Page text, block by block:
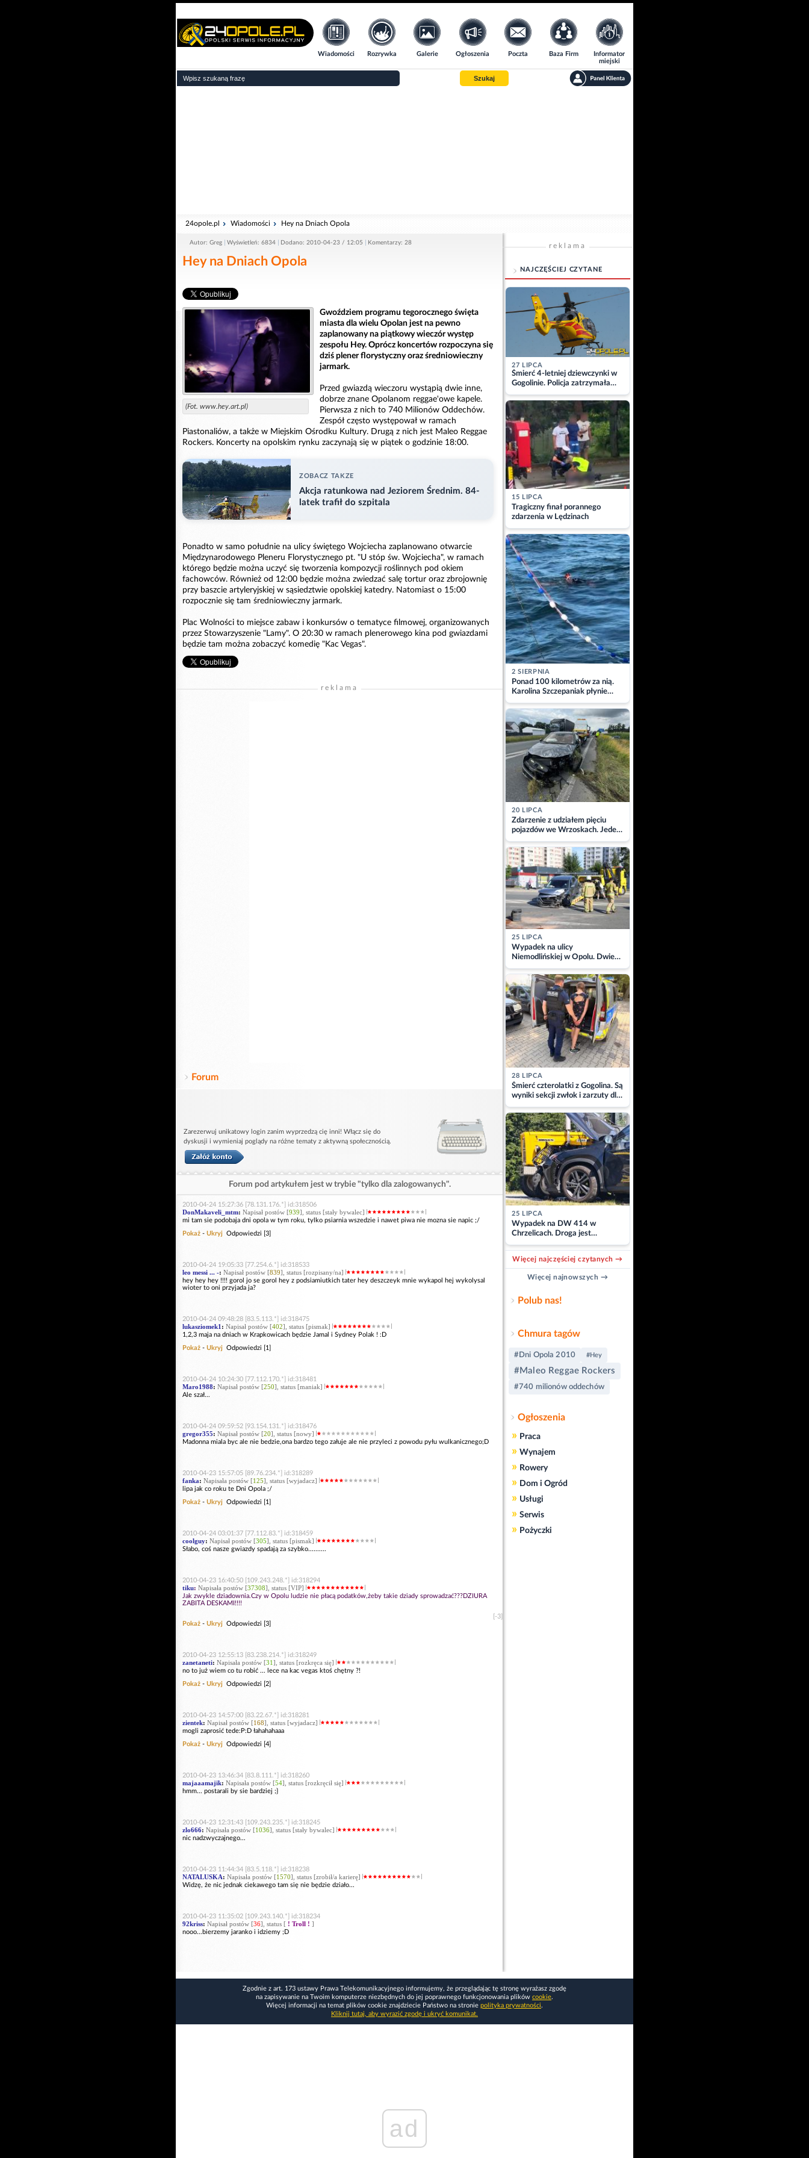
Wiadomości Rozrywka Galerie Ogłoszenia Poczta Baza Firm
Informator
miejski
Szukaj
24opole.pl Wiadomości Hey na Dniach Opola
Autor: Greg Wyświetleń: 6834 Dodano: 2010-04-23 / 12:05 Komentarzy: 28
Hey na Dniach Opola
(Fot. www.hey.art.pl)
Gwoździem programu tegorocznego święta
miasta dla wielu Opolan jest na pewno
zaplanowany na piątkowy wieczór występ
zespołu Hey. Oprócz koncertów rozpoczyna się
dziś plener florystyczny oraz średniowieczny
jarmark.
Przed gwiazdą wieczoru wystąpią dwie inne,
dobrze znane Opolanom reggae'owe kapele.
Pierwsza z nich to 740 Milionów Oddechów.
Zespół często występował w ramach
Piastonaliów, a także w Miejskim Ośrodku Kultury. Drugą z nich jest Maleo Reggae
Rockers. Koncerty na opolskim rynku zaczynają się w piątek o godzinie 18:00.
ZOBACZ TAKZE
Akcja ratunkowa nad Jeziorem Średnim. 84-
latek trafił do szpitala
Ponadto w samo południe na ulicy świętego Wojciecha zaplanowano otwarcie
Międzynarodowego Pleneru Florystycznego pt. "U stóp św. Wojciecha", w ramach
którego będzie można uczyć się tworzenia kompozycji roślinnych pod okiem
fachowców. Również od 12:00 będzie można zwiedzać salę tortur oraz zbrojownię
przy baszcie artyleryjskiej w sąsiedztwie opolskiej katedry. Natomiast o 15:00
rozpocznie się tam średniowieczny jarmark.
Plac Wolności to miejsce zabaw i konkursów o tematyce filmowej, organizowanych
przez Stowarzyszenie "Lamy". O 20:30 w ramach plenerowego kina pod gwiazdami
będzie tam można zobaczyć komedię "Kac Vegas".
reklama
Forum
Zarezerwuj unikatowy login zanim wyprzedzą cię inni! Włącz się do
dyskusji i wymieniaj poglądy na różne tematy z aktywną społecznością.
Forum pod artykułem jest w trybie "tylko dla zalogowanych".
2010-04-24 15:27:36 [78.131.176.*] id:318506
DonMakaveli_mtm: Napisał postów [939], status [stały bywalec]
mi tam sie podobaja dni opola w tym roku, tylko psiarnia wszedzie i nawet piwa nie mozna sie napic ;/
Pokaż - Ukryj Odpowiedzi [3]
2010-04-24 19:05:33 [77.254.6.*] id:318533
leo messi ... -: Napisał postów [839], status [rozpisany/na]
hey hey hey !!!! gorol jo se gorol hey z podsiamiutkich tater hey deszczeyk mnie wykapol hej wykolysal
wioter to oni przyjada ja?
2010-04-24 09:48:28 [83.5.113.*] id:318475
lukasziomek1 : Napisał postów [402], status [pismak]
1,2,3 maja na dniach w Krapkowicach będzie Jamal i Sydney Polak ! :D
Pokaż - Ukryj Odpowiedzi [1]
2010-04-24 10:24:30 [77.112.170.*] id:318481
Maro1988: Napisał postów [250], status [maniak]
Ale szał...
2010-04-24 09:59:52 [93.154.131.*] id:318476
gregor355: Napisał postów [20], status [nowy]
Madonna miala byc ale nie bedzie,ona bardzo tego załuje ale nie przyleci z powodu pyłu wulkanicznego;D
2010-04-23 15:57:05 [89.76.234.*] id:318289
fanka: Napisała postów [125], status [wyjadacz]
lipa jak co roku te Dni Opola ;/
Pokaż - Ukryj Odpowiedzi [1]
2010-04-24 03:01:37 [77.112.83.*] id:318459
coolguy: Napisał postów [305], status [pismak]
Słabo, coś nasze gwiazdy spadają za szybko..........
2010-04-23 16:40:50 [109.243.248.*] id:318294
tiku: Napisała postów [37308], status [VIP]
Jak zwykle dziadownia.Czy w Opolu ludzie nie płacą podatków,żeby takie dziady sprowadzać???DZIURA
ZABITA DESKAMI!!!!
[-3]
Pokaż - Ukryj Odpowiedzi [3]
2010-04-23 12:55:13 [83.238.214.*] id:318249
zanetaneti: Napisała postów [31 ], status [rozkręca się]
no to już wiem co tu robić ... lece na kac vegas ktoś chętny ?!
Pokaż - Ukryj Odpowiedzi [2]
2010-04-23 14:57:00 [83.22.67.*] id:318281
zientek: Napisał postów [168], status [wyjadacz]
mogli zaprosić tede:P:D łahahahaaa
Pokaż - Ukryj Odpowiedzi [4]
2010-04-23 13:46:34 [83.8.111.*] id:318260
majaaamajik: Napisała postów [54], status [rozkręcił się]
hmm... postarali by sie bardziej ;}
2010-04-23 12:31:43 [109.243.235.*] id:318245
zlo666: Napisała postów [1036], status [stały bywalec]
nic nadzwyczajnego...
2010-04-23 11:44:34 [83.5.118.*] id:318238
NATALUSKA: Napisała postów [1570], status [zrobił/a karierę]
Widzę, że nic jednak ciekawego tam się nie będzie działo...
2010-04-23 11:35:02 [109.243.140.*] id:318234
92kriss: Napisał postów [36], status [ ! Troll ! ]
nooo...bierzemy jaranko i idziemy ;D
reklama
NAJCZĘŚCIEJ CZYTANE
27 LIPCA
Śmierć 4-letniej dziewczynki w
Gogolinie. Policja zatrzymała
matkę
15 LIPCA
Tragiczny finał porannego
zdarzenia w Lędzinach
2 SIERPNIA
Ponad 100 kilometrów za nią.
Karolina Szczepaniak płynie
przez Bałtyk dla Piotra.
Aktualizacja
20 LIPCA
Zdarzenie z udziałem pięciu
pojazdów we Wrzoskach. Jeden
z kierowców zabrany w
kajdankach
25 LIPCA
Wypadek na ulicy
Niemodlińskiej w Opolu. Dwie
osoby w szpitalu
28 LIPCA
Śmierć czterolatki z Gogolina. Są
wyniki sekcji zwłok i zarzuty dla
matki
25 LIPCA
Wypadek na DW 414 w
Chrzelicach. Droga jest
zablokowana
Więcej najczęściej czytanych →
Więcej najnowszych →
Polub nas!
Chmura tagów
#Dni Opola 2010 #Hey
#Maleo Reggae Rockers
#740 milionów oddechów
Ogłoszenia
» Praca
» Wynajem
» Rowery
» Dom i Ogród
» Usługi
» Serwis
» Pożyczki
Zgodnie z art. 173 ustawy Prawa Telekomunikacyjnego informujemy, że przeglądając tę stronę wyrażasz zgodę
na zapisywanie na Twoim komputerze niezbędnych do jej poprawnego funkcjonowania plików cookie.
Więcej informacji na temat plików cookie znajdziecie Państwo na stronie polityka prywatności.
Kliknij tutaj, aby wyrazić zgodę i ukryć komunikat.
ad